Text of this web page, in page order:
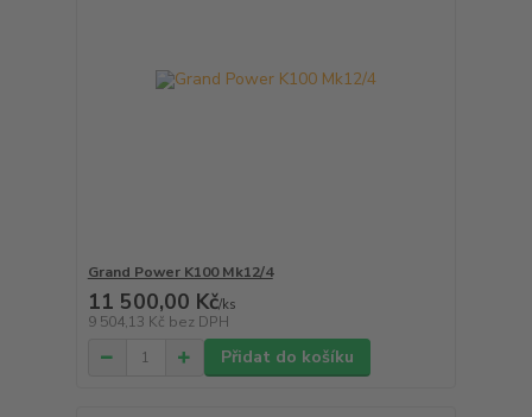
Grand Power K100 Mk12/4
11 500,00 Kč/ks
9 504,13 Kč bez DPH
Přidat do košíku